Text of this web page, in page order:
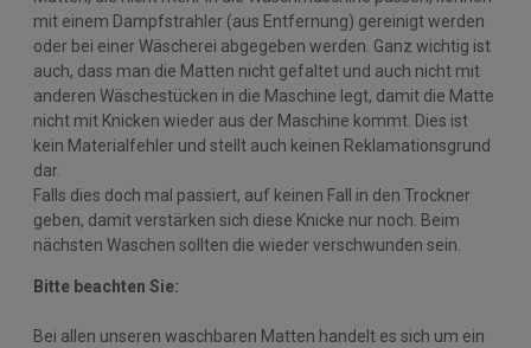
mit einem Dampfstrahler (aus Entfernung) gereinigt werden
oder bei einer Wäscherei abgegeben werden. Ganz wichtig ist
auch, dass man die Matten nicht gefaltet und auch nicht mit
anderen Wäschestücken in die Maschine legt, damit die Matte
nicht mit Knicken wieder aus der Maschine kommt. Dies ist
kein Materialfehler und stellt auch keinen Reklamationsgrund
dar.
Falls dies doch mal passiert, auf keinen Fall in den Trockner
geben, damit verstärken sich diese Knicke nur noch. Beim
nächsten Waschen sollten die wieder verschwunden sein.
Bitte beachten Sie:
Bei allen unseren waschbaren Matten handelt es sich um ein